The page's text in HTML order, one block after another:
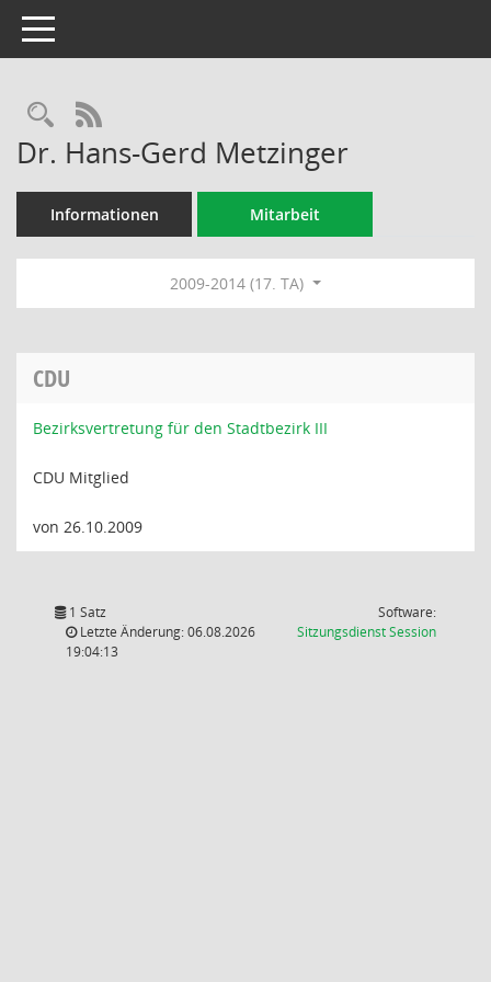
Toggle navigation
Rechercheauswahl
RSS-Feed
Dr. Hans-Gerd Metzinger
Informationen Mitarbeit
2009-2014 (17. TA)
CDU
Bezirksvertretung für den Stadtbezirk III
CDU Mitglied
von 26.10.2009
1 Satz
Letzte Änderung: 06.08.2026
19:04:13
Software:
SitzungsdienstSession(Wird in